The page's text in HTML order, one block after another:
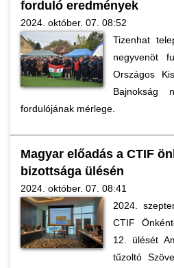
forduló eredmények
2024. október. 07. 08:52
Tizenhat
negyvenöt
Országos
Bajnokság
fordulójának mérlege.
Magyar előadás a CTIF
bizottsága ülésén
2024. október. 07. 08:41
2024.
CTIF
12. ülését
tűzoltó